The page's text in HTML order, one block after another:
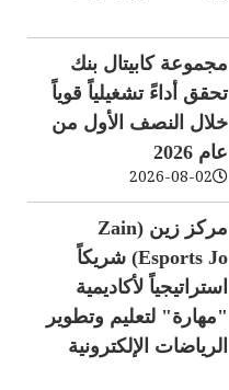
مجموعة كابيتال بنك
تحقق أداءً تشغيلياً قوياً
خلال النصف الأول من
عام 2026
2026-08-02
مركز زين (Zain
Esports Jo) شريكاً
استراتيجياً لأكاديمية
"مهارة" لتعليم وتطوير
الرياضات الإلكترونية